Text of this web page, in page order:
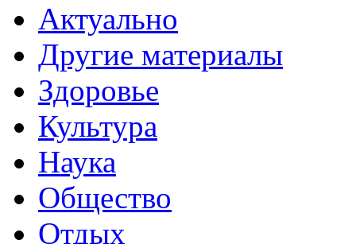
Актуально
Другие материалы
Здоровье
Культура
Наука
Общество
Отдых